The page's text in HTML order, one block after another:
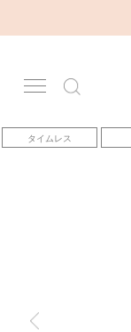
タイムレス
アカウント
アイテム
トピックス